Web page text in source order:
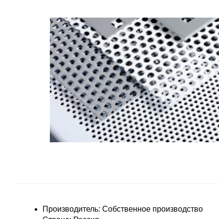
Производитель: Собственное производство